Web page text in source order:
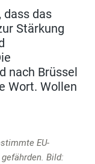
das
Stärkung
nach Brüssel
Wort. Wollen
EU-
Bild: